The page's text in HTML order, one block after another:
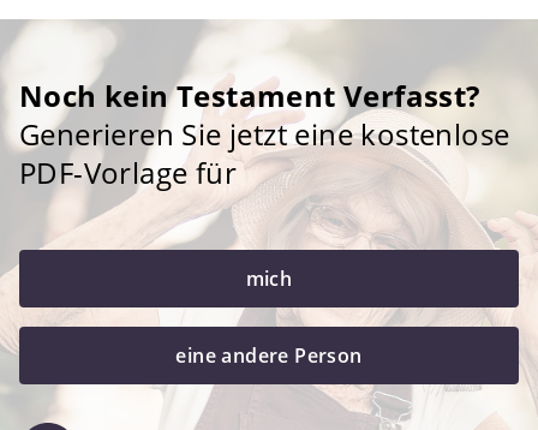
Noch kein Testament Verfasst?
Generieren Sie jetzt eine kostenlose
PDF-Vorlage für
mich
eine andere Person